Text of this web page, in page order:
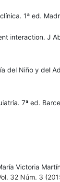
1ª ed.
interaction. J
del Niño y del
7ª ed.
Victoria
32 Núm. 3